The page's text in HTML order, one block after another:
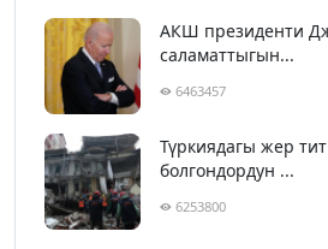
АКШ президенти
саламаттыгын...
6463457
Түркиядагы жер
болгондордун ...
6253800